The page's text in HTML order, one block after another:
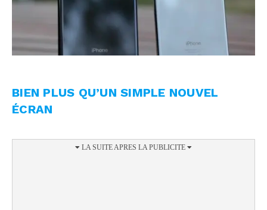
BIEN PLUS QU’UN SIMPLE NOUVEL
ÉCRAN